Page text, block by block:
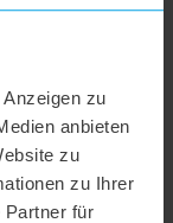
zu
anbieten
zu
zu Ihrer
Partner für